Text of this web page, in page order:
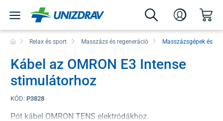
Relax és sport Masszázs és regeneráció Masszázsgépek és
Kábel az OMRON E3 Intense
stimulátorhoz
KÓD: P3828
Pót kábel OMRON TENS elektródákhoz.